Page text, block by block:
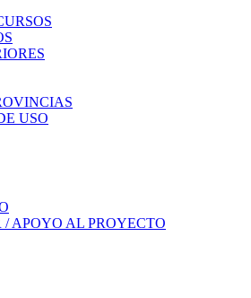
USO
APOYO AL PROYECTO